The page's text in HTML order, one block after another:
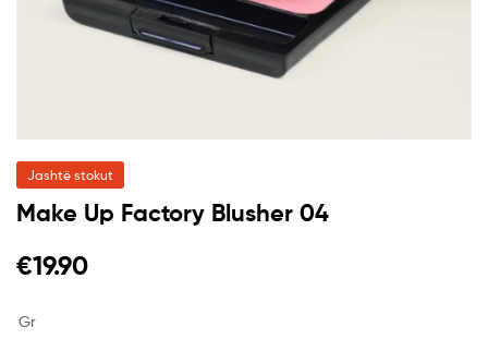
Jashtë stokut
Make Up Factory Blusher 04
€19.90
Gr